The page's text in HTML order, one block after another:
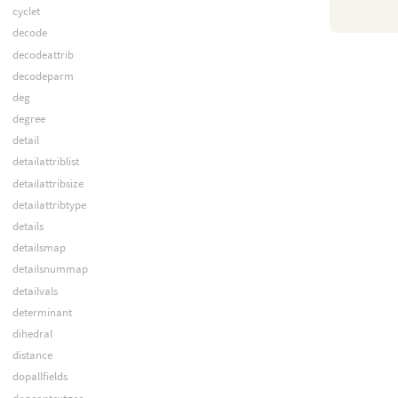
cyclet
decode
decodeattrib
decodeparm
deg
degree
detail
detailattriblist
detailattribsize
detailattribtype
details
detailsmap
detailsnummap
detailvals
determinant
dihedral
distance
dopallfields